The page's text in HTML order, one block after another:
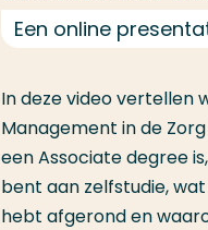
Een online
In deze video vertellen
Management in de
een Associate degree
bent aan zelfstudie,
hebt afgerond en